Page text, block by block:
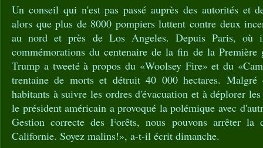
Un conseil qui n'est pas passé auprès des autorités et
alors que plus de 8000 pompiers luttent contre deux
au nord et près de Los Angeles. Depuis Paris, où
commémorations du centenaire de la fin de la Première
Trump a tweeté à propos du «Woolsey Fire» et du
trentaine de morts et détruit 40 000 hectares. Malgré
habitants à suivre les ordres d'évacuation et à déplorer
le président américain a provoqué la polémique avec
Gestion correcte des Forêts, nous pouvons arrêter la
Californie. Soyez malins!», a-t-il écrit dimanche.